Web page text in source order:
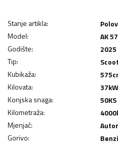
Stanje artikla:
Model:
AK
Godište:
2025
Tip:
Kubikaža: 575
Kilovata: 37kW
Konjska snaga: 50KS
Kilometraža: 4000
Mjenjač:
Gorivo: